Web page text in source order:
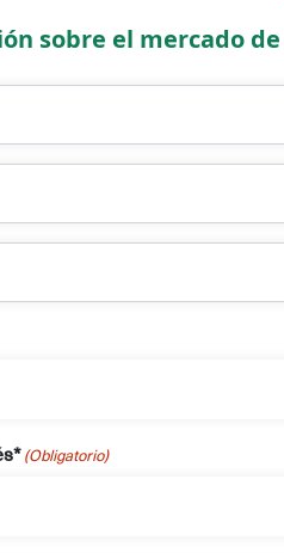
sobre el mercado
(Obligatorio)